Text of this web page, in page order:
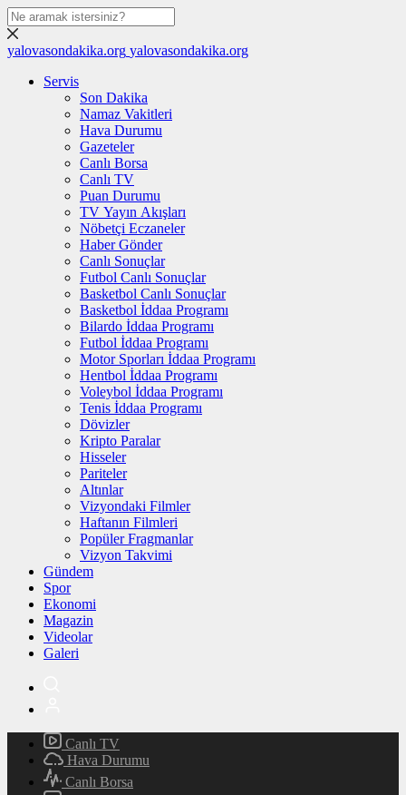
yalovasondakika.org yalovasondakika.org
Servis
Son Dakika
Namaz Vakitleri
Hava Durumu
Gazeteler
Canlı Borsa
Canlı TV
Puan Durumu
TV Yayın Akışları
Nöbetçi Eczaneler
Haber Gönder
Canlı Sonuçlar
Futbol Canlı Sonuçlar
Basketbol Canlı Sonuçlar
Basketbol İddaa Programı
Bilardo İddaa Programı
Futbol İddaa Programı
Motor Sporları İddaa Programı
Hentbol İddaa Programı
Voleybol İddaa Programı
Tenis İddaa Programı
Dövizler
Kripto Paralar
Hisseler
Pariteler
Altınlar
Vizyondaki Filmler
Haftanın Filmleri
Popüler Fragmanlar
Vizyon Takvimi
Gündem
Spor
Ekonomi
Magazin
Videolar
Galeri
Canlı TV
Hava Durumu
Canlı Borsa